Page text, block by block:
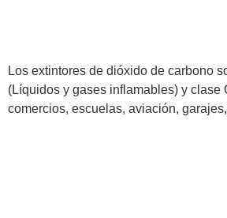
Los extintores de dióxido de carbono
(Líquidos y gases inflamables) y
comercios, escuelas, aviación,